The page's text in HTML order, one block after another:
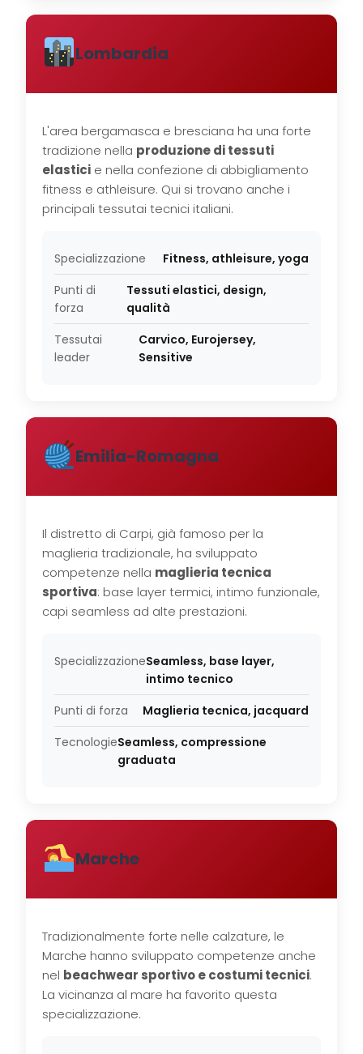
Lombardia
L'area bergamasca e bresciana ha una forte
tradizione nella produzione di tessuti
elastici e nella confezione di abbigliamento
fitness e athleisure. Qui si trovano anche i
principali tessutai tecnici italiani.
Specializzazione
Fitness, athleisure, yoga
Punti di
forza
Tessuti elastici, design,
qualità
Tessutai
leader
Carvico, Eurojersey,
Sensitive
Emilia-Romagna
Il distretto di Carpi, già famoso per la
maglieria tradizionale, ha sviluppato
competenze nella maglieria tecnica
sportiva: base layer termici, intimo funzionale,
capi seamless ad alte prestazioni.
SpecializzazioneSeamless, base layer,
intimo tecnico
Punti di forza
Maglieria tecnica, jacquard
TecnologieSeamless, compressione
graduata
Marche
Tradizionalmente forte nelle calzature, le
Marche hanno sviluppato competenze anche
nel beachwear sportivo e costumi tecnici.
La vicinanza al mare ha favorito questa
specializzazione.